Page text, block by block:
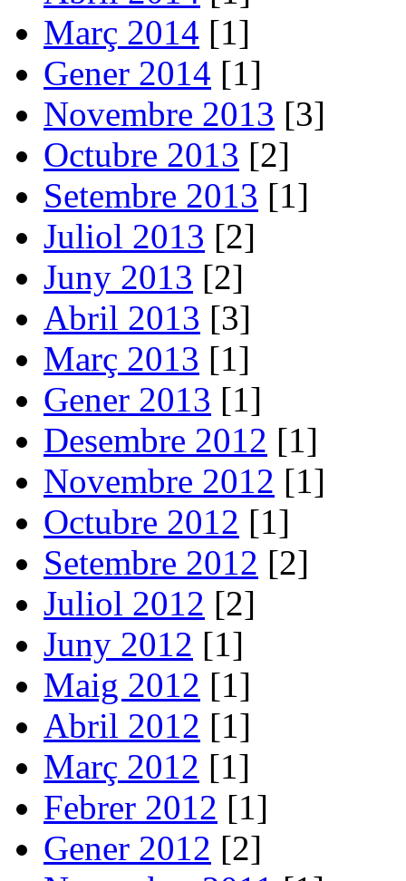
Març 2014 [1]
Gener 2014 [1]
Novembre 2013 [3]
Octubre 2013 [2]
Setembre 2013 [1]
Juliol 2013 [2]
Juny 2013 [2]
Abril 2013 [3]
Març 2013 [1]
Gener 2013 [1]
Desembre 2012 [1]
Novembre 2012 [1]
Octubre 2012 [1]
Setembre 2012 [2]
Juliol 2012 [2]
Juny 2012 [1]
Maig 2012 [1]
Abril 2012 [1]
Març 2012 [1]
Febrer 2012 [1]
Gener 2012 [2]